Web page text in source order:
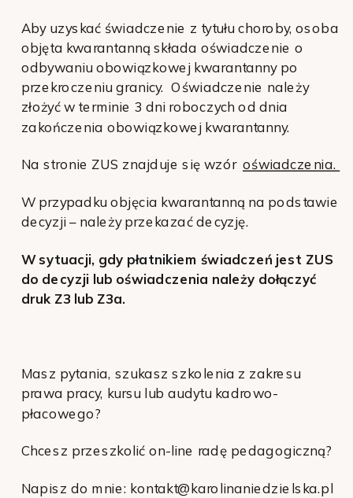
Aby uzyskać świadczenie z tytułu choroby, osoba
objęta kwarantanną składa oświadczenie o
odbywaniu obowiązkowej kwarantanny po
przekroczeniu granicy. Oświadczenie należy
złożyć w terminie 3 dni roboczych od dnia
zakończenia obowiązkowej kwarantanny.
Na stronie ZUS znajduje się wzór oświadczenia.
W przypadku objęcia kwarantanną na podstawie
decyzji – należy przekazać decyzję.
W sytuacji, gdy płatnikiem świadczeń jest ZUS
do decyzji lub oświadczenia należy dołączyć
druk Z3 lub Z3a.
Masz pytania, szukasz szkolenia z zakresu
prawa pracy, kursu lub audytu kadrowo-
płacowego?
Chcesz przeszkolić on-line radę pedagogiczną?
Napisz do mnie: kontakt@karolinaniedzielska.pl